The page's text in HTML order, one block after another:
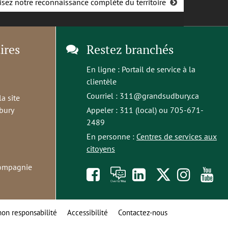
notre reconnaissance complète du territoire
site
Restez branchés
En ligne : Portail de service à la
clientèle
Courriel : 311@grandsudbury.ca
Appeler : 311 (local) ou 705-671-
2489
En personne : Centres de services aux
citoyens
Like
us
on
À
toi
la
opens
in
a
Follow
us us
responsabilité Accessibilité
Contactez-nous